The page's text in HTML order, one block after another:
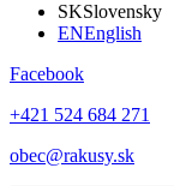
SKSlovensky
ENEnglish
Facebook
+421 524 684 271
obec@rakusy.sk